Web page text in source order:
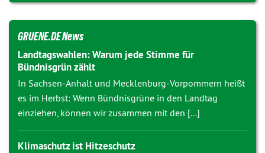
GRUENE.DE News
Landtagswahlen: Warum jede Stimme für
Bündnisgrün zählt
In Sachsen-Anhalt und Mecklenburg-Vorpommern heißt
es im Herbst: Wenn Bündnisgrüne in den Landtag
einziehen, können wir zusammen mit den [...]
Klimaschutz ist Hitzeschutz